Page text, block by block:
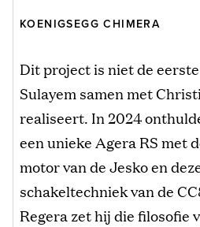
KOENIGSEGG CHIMERA
Dit project is niet de
Sulayem samen met
realiseert. In 2024
een unieke Agera RS met
motor van de Jesko en
schakeltechniek van de
Regera zet hij die filosofie